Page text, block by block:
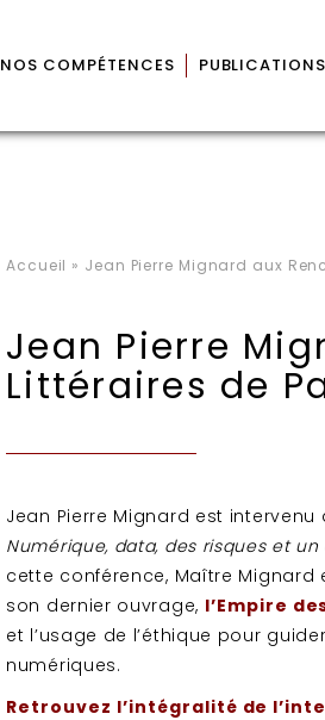
NOS COMPÉTENCES PUBLICATIONS
Accueil » Jean Pierre Mignard aux
Jean Pierre
Littéraires de
Jean Pierre Mignard est
Numérique, data, des risques et
cette conférence, Maître
son dernier ouvrage, l’Empire
et l’usage de l’éthique pour
numériques.
Retrouvez l’intégralité de